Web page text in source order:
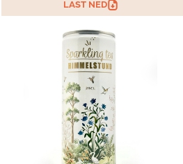
LAST NED